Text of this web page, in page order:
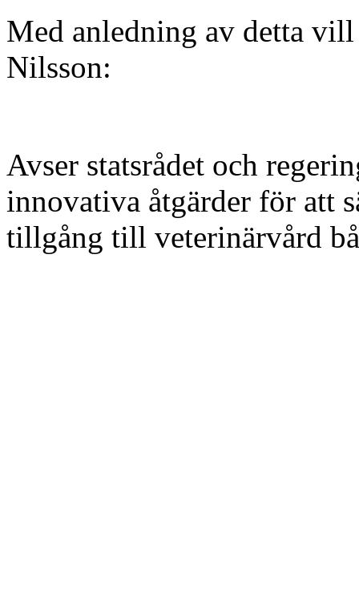
Med anledning av detta vill
Nilsson:
Avser statsrådet och
innovativa åtgärder för att
tillgång till veterinärvård